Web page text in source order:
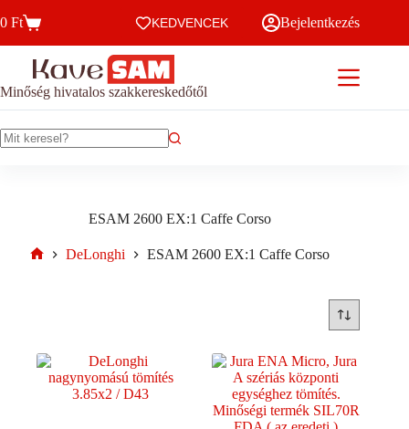
to
Kosár
0 Ft KEDVENCEK Bejelentkezés
Minőség hivatalos szakkereskedőtől
ESAM 2600 EX:1 Caffe Corso
DeLonghi ESAM 2600 EX:1 Caffe Corso